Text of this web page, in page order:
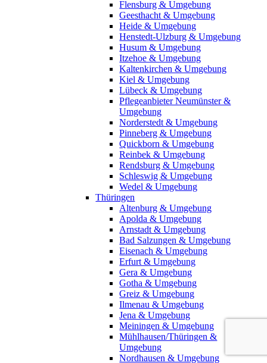
Flensburg & Umgebung
Geesthacht & Umgebung
Heide & Umgebung
Henstedt-Ulzburg & Umgebung
Husum & Umgebung
Itzehoe & Umgebung
Kaltenkirchen & Umgebung
Kiel & Umgebung
Lübeck & Umgebung
Pflegeanbieter Neumünster &
Umgebung
Norderstedt & Umgebung
Pinneberg & Umgebung
Quickborn & Umgebung
Reinbek & Umgebung
Rendsburg & Umgebung
Schleswig & Umgebung
Wedel & Umgebung
Thüringen
Altenburg & Umgebung
Apolda & Umgebung
Arnstadt & Umgebung
Bad Salzungen & Umgebung
Eisenach & Umgebung
Erfurt & Umgebung
Gera & Umgebung
Gotha & Umgebung
Greiz & Umgebung
Ilmenau & Umgebung
Jena & Umgebung
Meiningen & Umgebung
Mühlhausen/Thüringen &
Umgebung
Nordhausen & Umgebung